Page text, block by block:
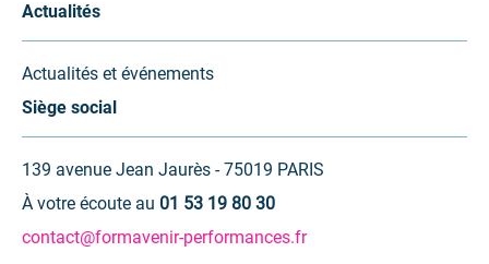
Actualités
Actualités et événements
Siège social
139 avenue Jean Jaurès - 75019 PARIS
À votre écoute au 01 53 19 80 30
contact@formavenir-performances.fr